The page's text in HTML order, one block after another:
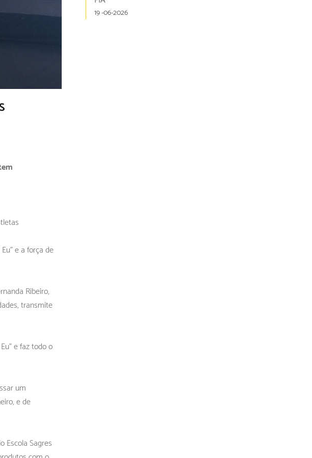
e a força de
Ribeiro,
transmite
e faz todo o
um
e de
Escola Sagres
19 -06-2026